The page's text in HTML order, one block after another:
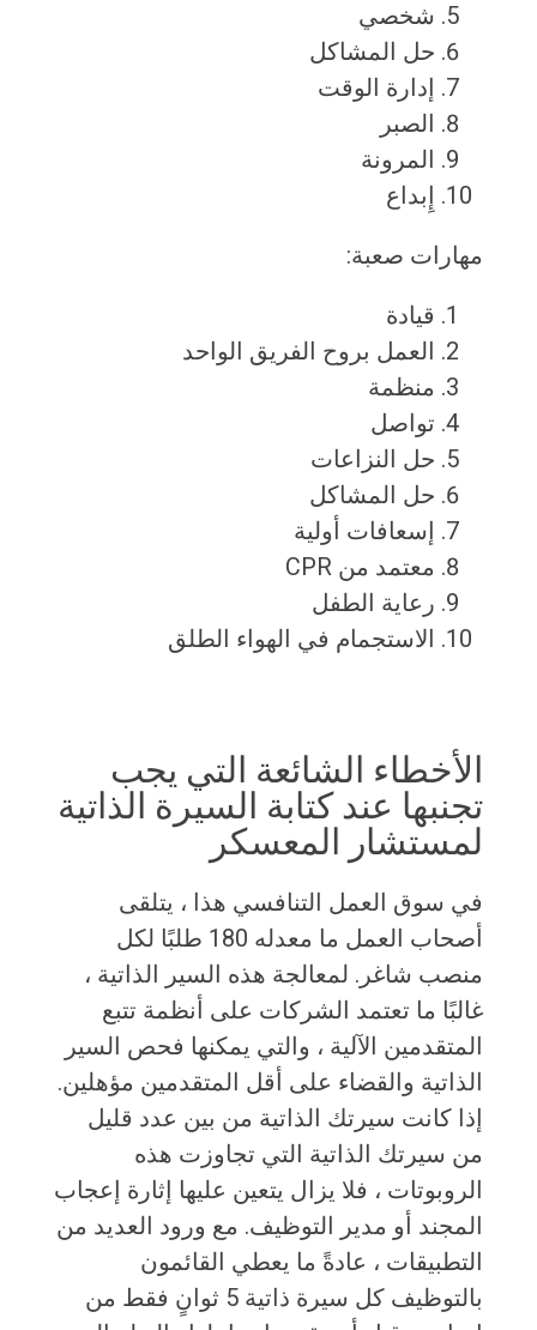
شخصي
حل المشاكل
إدارة الوقت
الصبر
المرونة
إِبداع
مهارات صعبة:
قيادة
العمل بروح الفريق الواحد
منظمة
تواصل
حل النزاعات
حل المشاكل
إسعافات أولية
معتمد من CPR
رعاية الطفل
الاستجمام في الهواء الطلق
الأخطاء الشائعة التي يجب
تجنبها عند كتابة السيرة الذاتية
لمستشار المعسكر
في سوق العمل التنافسي هذا ، يتلقى
أصحاب العمل ما معدله 180 طلبًا لكل
منصب شاغر. لمعالجة هذه السير الذاتية ،
غالبًا ما تعتمد الشركات على أنظمة تتبع
المتقدمين الآلية ، والتي يمكنها فحص السير
الذاتية والقضاء على أقل المتقدمين مؤهلين.
إذا كانت سيرتك الذاتية من بين عدد قليل
من سيرتك الذاتية التي تجاوزت هذه
الروبوتات ، فلا يزال يتعين عليها إثارة إعجاب
المجند أو مدير التوظيف. مع ورود العديد من
التطبيقات ، عادةً ما يعطي القائمون
بالتوظيف كل سيرة ذاتية 5 ثوانٍ فقط من